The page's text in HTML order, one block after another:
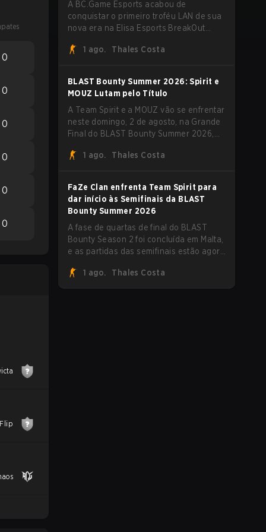
0
0
0
0
0
0
A BC.Game Esports acabou de
conquistar o primeiro troféu LAN de sua
nova era na Elisa Esports BreakOut
oposição forte. O roster revigorado
vitórias seguidas e uma varrida limpa de
2-0 na final.
1 ago. Thales Costa
BLAST Bounty Summer 2026: Spirit e
MOUZ Lutam pelo Título
A Team Spirit e a MOUZ vão se enfrentar
neste domingo, 2 de agosto, na Grande
Final do BLAST Bounty Summer 2026,
que já entregou várias surpresas pelo
1 ago. Thales Costa
FaZe Clan enfrenta Team Spirit para
dar início às Semifinais da BLAST
Bounty Summer 2026
A fase de quartas de final do BLAST
Bounty Season 2 foi concluída em Malta,
e as partidas das semifinais estão agora
FaZe Clan, Team Spirit, Astralis e MOUZ
são os quatro sobreviventes ainda
1 ago. Thales Costa